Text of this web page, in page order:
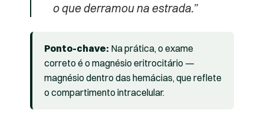
o que derramou na estrada.”
Ponto-chave: Na prática, o exame
correto é o magnésio eritrocitário —
magnésio dentro das hemácias, que reflete
o compartimento intracelular.